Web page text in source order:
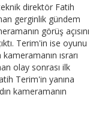
direktör Fatih
gerginlik gündem
görüş açısını
Terim'in ise oyunu
ısrarı
olay sonrası ilk
Terim'in yanına
kameramanın